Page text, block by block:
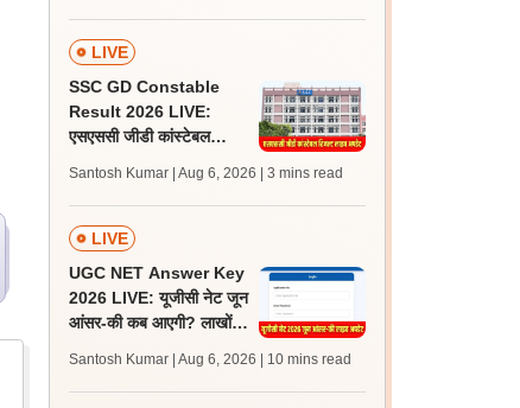
LIVE
SSC GD Constable
Result 2026 LIVE:
एसएससी जीडी कांस्टेबल
लेटेस्ट अपडेट, स्कोरकार्ड लिंक
Santosh Kumar | Aug 6, 2026 | 3 mins read
LIVE
UGC NET Answer Key
2026 LIVE: यूजीसी नेट जून
आंसर-की कब आएगी? लाखों
Santosh Kumar | Aug 6, 2026 | 10 mins read